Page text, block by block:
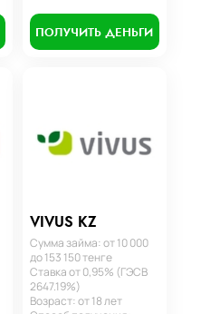
ПОЛУЧИТЬ ДЕНЬГИ
VIVUS KZ
Сумма займа: от 10 000
до 153 150 тенге
Ставка от 0,95% (ГЭСВ
2647.19%)
Возраст: от 18 лет